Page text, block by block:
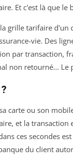
Et c'est là que le
grille tarifaire d'un
vie. Des
par transaction,
non retourné... Le
carte ou son
et la transaction
ces secondes
du client